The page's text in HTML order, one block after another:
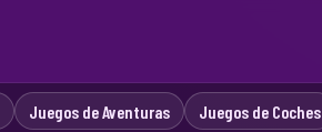
Juegos de Aventuras Juegos de Coches